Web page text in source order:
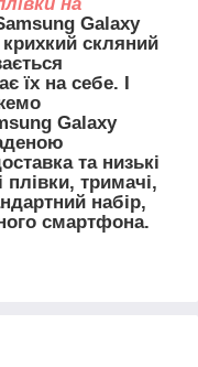
Galaxy
скляний
їх на себе. І
Galaxy
та низькі
плівки, тримачі,
набір,
смартфона.